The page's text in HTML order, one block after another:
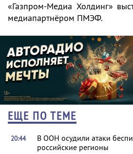
«Газпром-Медиа Холдинг»
медиапартнёром ПМЭФ.
ЕЩЕ ПО ТЕМЕ
20:44
В ООН осудили атаки
российские регионы